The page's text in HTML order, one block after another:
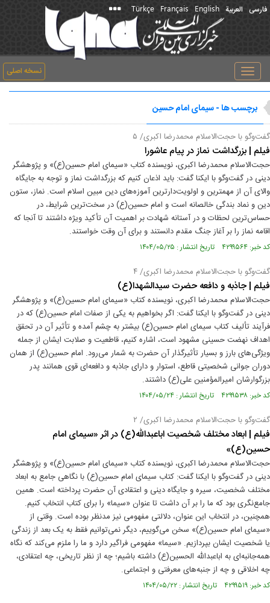
فارسی العربیة English
Français
Türkçe
نسخه اصلی
Toggle
navigation
برچسب ها - سیمای امام حسین
گفت‌و‌گو با حجت‌الاسلام محمدرضا اکبری/ ۵
فیلم | بزرگداشت نماز در پیام عاشورا
حجت‌الاسلام محمدرضا اکبری، نویسنده کتاب «سیمای امام حسین(ع)» و پژوهشگر
دینی در گفت‌وگو با ایکنا گفت: باید اذعان کنیم که بزرگداشت نماز و توجه به جایگاه
والای آن از مهمترین و اولویت‌دارترین آموزه‌های دین مبین اسلام است. نماز، ستون
دین و نماد بندگی خالصانه است و امام حسین(ع) در سخت‌ترین شرایط، در
حساس‌ترین لحظات و در آستانه‌ شهادت بر اهمیت آن تأکید ویژه داشتند تا آنجا که
اقامه نماز را بر آغاز جنگ مقدم دانستند و برای آن وقت خواستند.
کد خبر: ۴۲۹۹۵۶۴ تاریخ انتشار : ۱۴۰۴/۰۵/۲۵
گفت‌و‌گو با حجت‌الاسلام محمدرضا اکبری/ ۴
فیلم | جاذبه و دافعه حضرت سیدالشهدا(ع)
حجت‌الاسلام محمدرضا اکبری، نویسنده کتاب «سیمای امام حسین(ع)» و پژوهشگر
دینی در گفت‌وگو با ایکنا گفت: اگر بخواهیم به یکی از صفات امام حسین(ع) که در
فرآیند تألیف کتاب سیمای امام حسین(ع) بیشتر به چشم آمده و تأثیر آن در تحقق
اهداف نهضت حسینی مشهود است، اشاره کنیم، قاطعیت و صلابت ایشان از جمله
ویژگی‌های بارز و بسیار تأثیرگذار آن حضرت به شمار می‌رود. امام حسین(ع) از همان
دوران جوانی شخصیتی قاطع، استوار و دارای جاذبه و دافعه‌ای قوی همانند پدر
بزرگوارشان امیرالمؤمنین علی(ع) داشتند.
کد خبر: ۴۲۹۹۵۳۸ تاریخ انتشار : ۱۴۰۴/۰۵/۲۴
گفت‌و‌گو با حجت‌الاسلام محمدرضا اکبری/ ۲
فیلم | ابعاد مختلف شخصیت اباعبدالله(ع) در اثر «سیمای امام
حسین(ع)»
حجت‌الاسلام محمدرضا اکبری، نویسنده کتاب «سیمای امام حسین(ع)» و پژوهشگر
دینی در گفت‌وگو با ایکنا گفت: کتاب سیمای امام حسین(ع) با نگاهی جامع به ابعاد
مختلف شخصیت، سیره و جایگاه دینی و اعتقادی آن حضرت پرداخته است. همین
جامع‌نگری بود که ما را بر آن داشت تا عنوان «سیما» را برای کتاب انتخاب کنیم.
همچنین، در انتخاب این عنوان، دلالتی مفهومی نیز مدنظر بوده است. وقتی از
«سیمای امام حسین(ع)» سخن می‌گوییم، دیگر نمی‌توانیم فقط به یک بعد از زندگی
یا شخصیت ایشان بپردازیم. «سیما» مفهومی فراگیر دارد و ما را ملزم می‌کند که نگاه
همه‌جانبه‌ای به اباعبدالله الحسین(ع) داشته باشیم؛ چه از نظر تاریخی، چه اعتقادی،
چه اخلاقی و چه از جنبه‌های معرفتی و اجتماعی.
کد خبر: ۴۲۹۹۵۱۹ تاریخ انتشار : ۱۴۰۴/۰۵/۲۲